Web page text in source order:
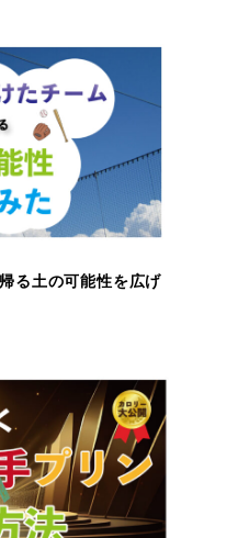
る土の可能性を広げ